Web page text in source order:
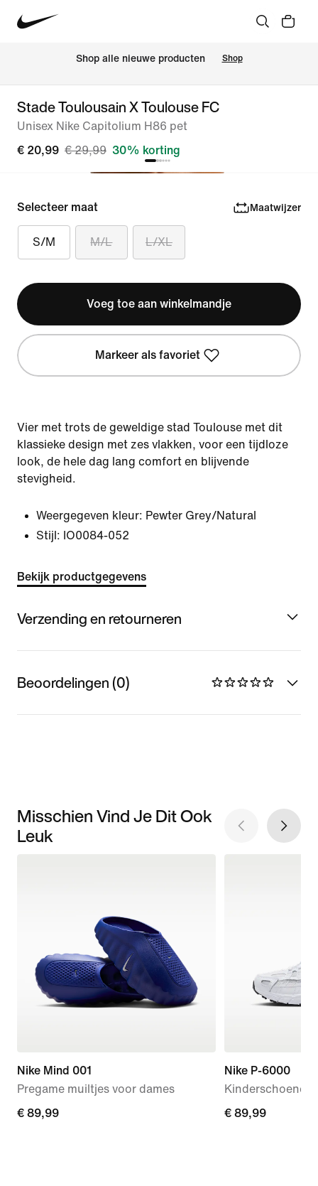
Shop alle nieuwe producten Shop
Stade Toulousain X Toulouse FC
Unisex Nike Capitolium H86 pet
€ 20,99 € 29,99 30% korting
Selecteer maat Maatwijzer
S/M M/L L/XL
Voeg toe aan winkelmandje
Markeer als favoriet
Vier met trots de geweldige stad Toulouse met dit
klassieke design met zes vlakken, voor een tijdloze
look, de hele dag lang comfort en blijvende
stevigheid.
Weergegeven kleur: Pewter Grey/Natural
Stijl: IO0084-052
Bekijk productgegevens
Verzending en retourneren
Beoordelingen (0)
Misschien Vind Je Dit Ook
Leuk
Nike Mind 001
Pregame muiltjes voor dames
€ 89,99
€ 89,99
Nike P-6000
Kinderschoenen
€ 89,99
€ 89,99